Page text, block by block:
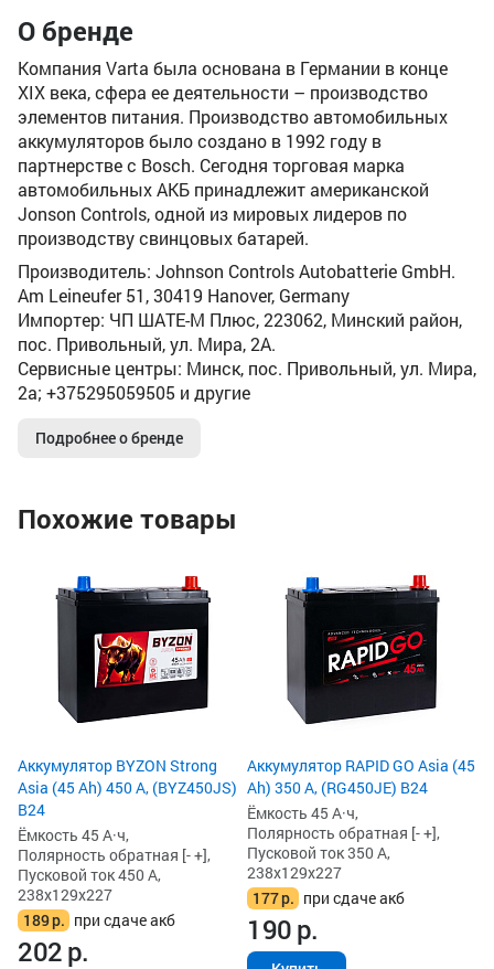
О бренде
Компания Varta была основана в Германии в конце
XIX века, сфера ее деятельности – производство
элементов питания. Производство автомобильных
аккумуляторов было создано в 1992 году в
партнерстве с Bosch. Сегодня торговая марка
автомобильных АКБ принадлежит американской
Jonson Controls, одной из мировых лидеров по
производству свинцовых батарей.
Производитель: Johnson Controls Autobatterie GmbH.
Am Leineufer 51, 30419 Hanover, Germany
Импортер: ЧП ШАТЕ-М Плюс, 223062, Минский район,
пос. Привольный, ул. Мира, 2А.
Сервисные центры: Минск, пос. Привольный, ул. Мира,
2а; +375295059505 и другие
Подробнее о бренде
Похожие товары
Аккумулятор BYZON Strong
Asia (45 Ah) 450 А, (BYZ450JS)
B24
Ёмкость 45 А·ч,
Полярность обратная [- +],
Пусковой ток 450 А,
238x129x227
189р. при сдаче акб
202р.
Аккумулятор RAPID GO Asia (45
Ah) 350 А, (RG450JE) B24
Ёмкость 45 А·ч,
Полярность обратная [- +],
Пусковой ток 350 А,
238x129x227
177р. при сдаче акб
190р.